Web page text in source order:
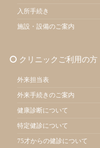
入所手続き
施設・設備のご案内
クリニックご利用の方
外来担当表
外来手続きのご案内
健康診断について
特定健診について
75才からの健診について